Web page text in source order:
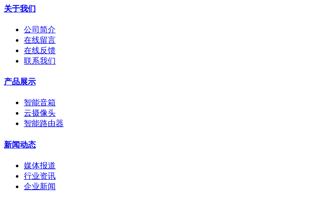
关于我们
公司简介
在线留言
在线反馈
联系我们
产品展示
智能音箱
云摄像头
智能路由器
新闻动态
媒体报道
行业资讯
企业新闻